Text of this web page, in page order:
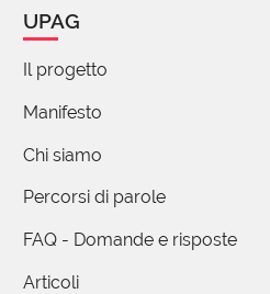
UPAG
Il progetto
Manifesto
Chi siamo
Percorsi di parole
FAQ - Domande e risposte
Articoli